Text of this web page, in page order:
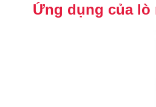
Ứng dụng của lò